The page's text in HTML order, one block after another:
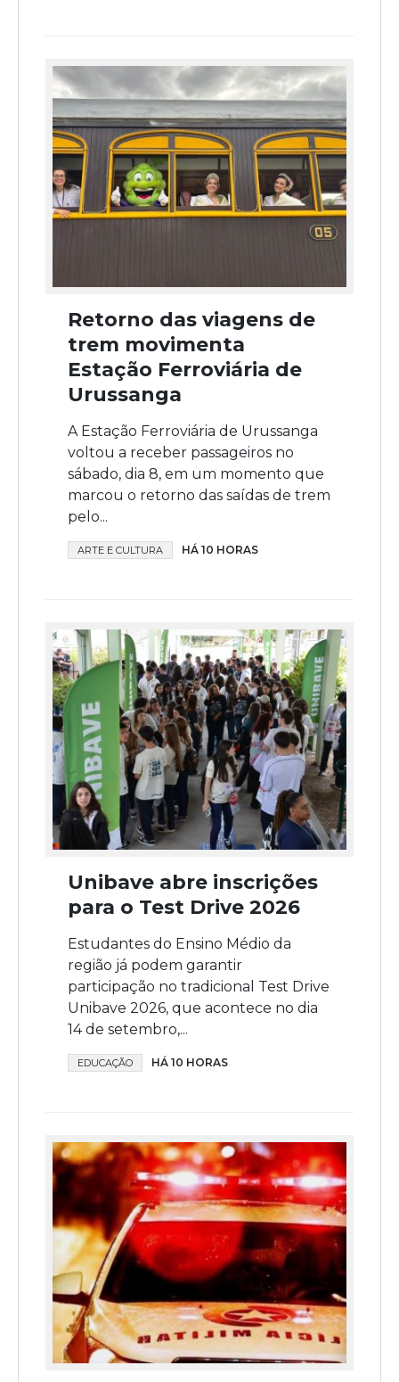
Retorno das viagens de
trem movimenta
Estação Ferroviária de
Urussanga
A Estação Ferroviária de Urussanga
voltou a receber passageiros no
sábado, dia 8, em um momento que
marcou o retorno das saídas de trem
pelo...
ARTE E CULTURA HÁ 10 HORAS
Unibave abre inscrições
para o Test Drive 2026
Estudantes do Ensino Médio da
região já podem garantir
participação no tradicional Test Drive
Unibave 2026, que acontece no dia
14 de setembro,...
EDUCAÇÃO HÁ 10 HORAS